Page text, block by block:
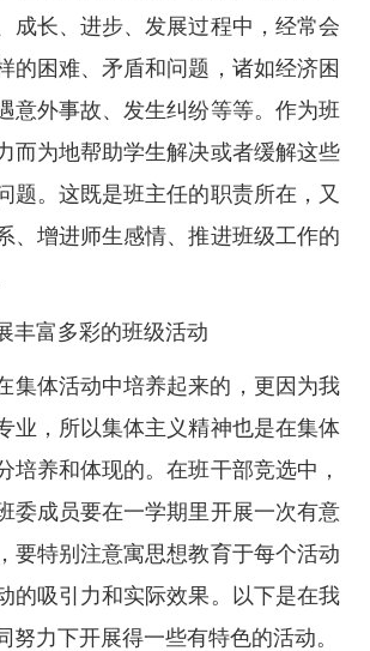
成长、进步、发展过程中，经常会
的困难、矛盾和问题，诸如经济困
意外事故、发生纠纷等等。作为班
而为地帮助学生解决或者缓解这些
题。这既是班主任的职责所在，又
、增进师生感情、推进班级工作的
丰富多彩的班级活动
集体活动中培养起来的，更因为我
业，所以集体主义精神也是在集体
培养和体现的。在班干部竞选中，
委成员要在一学期里开展一次有意
要特别注意寓思想教育于每个活动
的吸引力和实际效果。以下是在我
努力下开展得一些有特色的活动。